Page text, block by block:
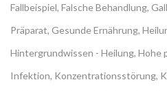
Fallbeispiel, Falsche Behandlung,
Präparat, Gesunde Ernährung,
Hintergrundwissen - Heilung, Hohe
Infektion, Konzentrationsstörung,